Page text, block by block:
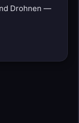
Drohnen —